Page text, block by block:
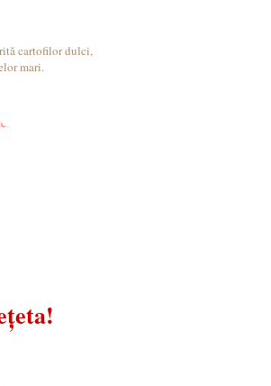
cartofilor dulci,
mari.